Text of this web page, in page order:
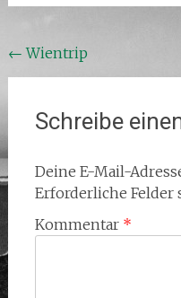
← Wientrip
Schreibe
Deine E-Mail-
Erforderliche Felder
Kommentar *